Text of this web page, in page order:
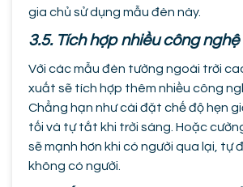
gia chủ sử dụng mẫu đèn này.
3.5. Tích hợp nhiều công
Với các mẫu đèn tường ngoài trời
xuất sẽ tích hợp thêm nhiều công
Chẳng hạn như cài đặt chế độ hẹn
tối và tự tắt khi trời sáng. Hoặc
sẽ mạnh hơn khi có người qua lại, tự
không có người.